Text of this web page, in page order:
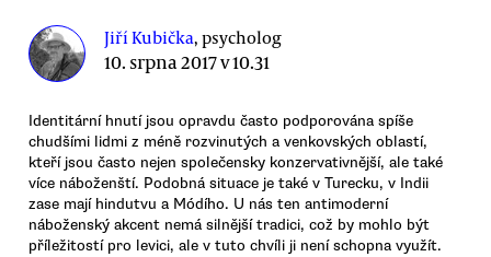
Jiří Kubička, psycholog
10. srpna 2017 v 10.31
Identitární hnutí jsou opravdu často podporována spíše
chudšími lidmi z méně rozvinutých a venkovských oblastí,
kteří jsou často nejen společensky konzervativnější, ale také
více náboženští. Podobná situace je také v Turecku, v Indii
zase mají hindutvu a Módího. U nás ten antimoderní
náboženský akcent nemá silnější tradici, což by mohlo být
příležitostí pro levici, ale v tuto chvíli ji není schopna využít.